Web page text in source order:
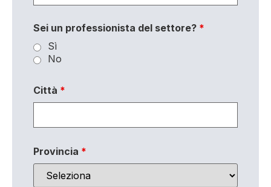
Sei un professionista del settore? *
Sì
No
Città *
Provincia *